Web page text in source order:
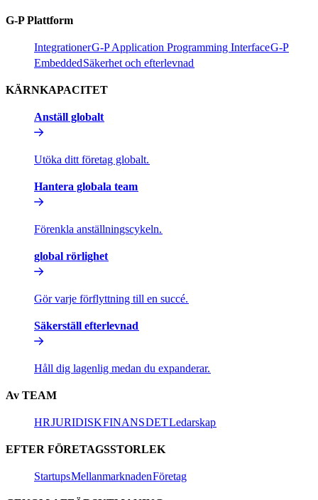
G-P Plattform​​
Integrationer​​G-P Application Programming Interface​​G-P
Embedded​​Säkerhet och efterlevnad​​
KÄRNKAPACITET​​
Anställ globalt​​
Utöka ditt företag globalt.​​
Hantera globala team​​
Förenkla anställningscykeln.​​
global rörlighet​​
Gör varje förflyttning till en succé.​​
Säkerställ efterlevnad​​
Håll dig lagenlig medan du expanderar.​​
Av TEAM​​
HR​​JURIDISK​​FINANS​​DET​​Ledarskap​​
EFTER FÖRETAGSSTORLEK​​
Startups​​Mellanmarknaden​​Företag​​